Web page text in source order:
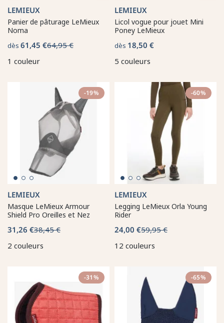
LEMIEUX
Panier de pâturage LeMieux
Noma
dès 61,45 €64,95 €
1 couleur
LEMIEUX
Licol vogue pour jouet Mini
Poney LeMieux
dès 18,50 €
5 couleurs
-19%
LEMIEUX
Masque LeMieux Armour
Shield Pro Oreilles et Nez
31,26 €38,45 €
2 couleurs
-60%
LEMIEUX
Legging LeMieux Orla Young
Rider
24,00 €59,95 €
12 couleurs
-31% -65%